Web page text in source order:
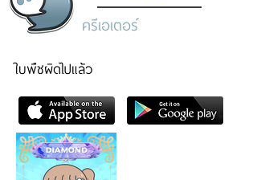
ครีเอเตอร์
ใบพืชผิดไปแล้ว